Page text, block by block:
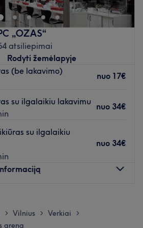
salono profilį
Šiuose salonuose,
Vilniaus vietose, teikiamos
gerai savijautai ir užburiančiai
rūpinasi klientų plaukais,
ir kūno SPA.
rasti pasaulyje pripažintų
priemonių, tokių kaip
Perma Professionnell“, „Maad“,
grožio srityje – salonuose
atrinkti aukščiausios kokybės
teikiama organiškesnei kosmetikai
produktai
„OZAS“
atsiliepimai
Rodyti žemėlapyje
(be lakavimo)
nuo 17€
su ilgalaikiu lakavimu
nuo 34€
su ilgalaikiu
nuo 34€
10:00
> Vilnius > Verkiai >
arena